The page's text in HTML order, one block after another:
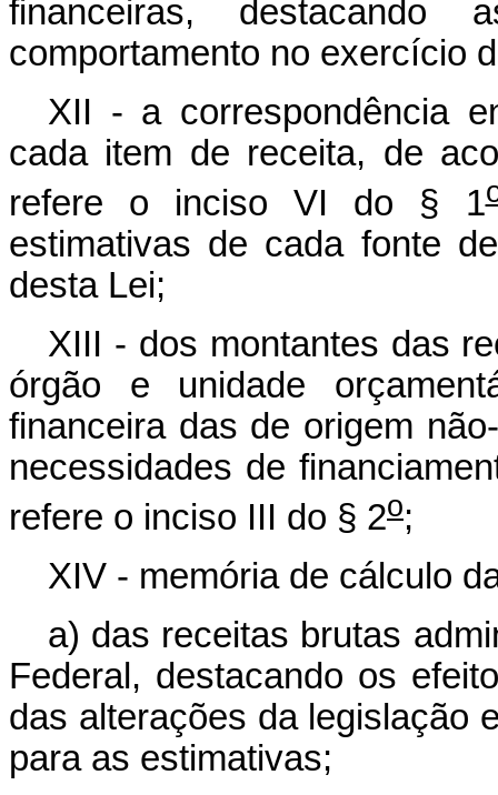
financeiras,
comportamento no exercício
XII - a correspondência
cada item de receita, de
refere o inciso VI do § 1
estimativas de cada fonte
desta Lei;
XIII - dos montantes das
órgão e unidade
financeira das de origem
necessidades de
refere o inciso III do § 2o;
XIV - memória de cálculo
a) das receitas brutas
Federal, destacando os
das alterações da legislação
para as estimativas;